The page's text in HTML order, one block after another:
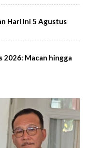
Hari Ini 5 Agustus
2026: Macan hingga